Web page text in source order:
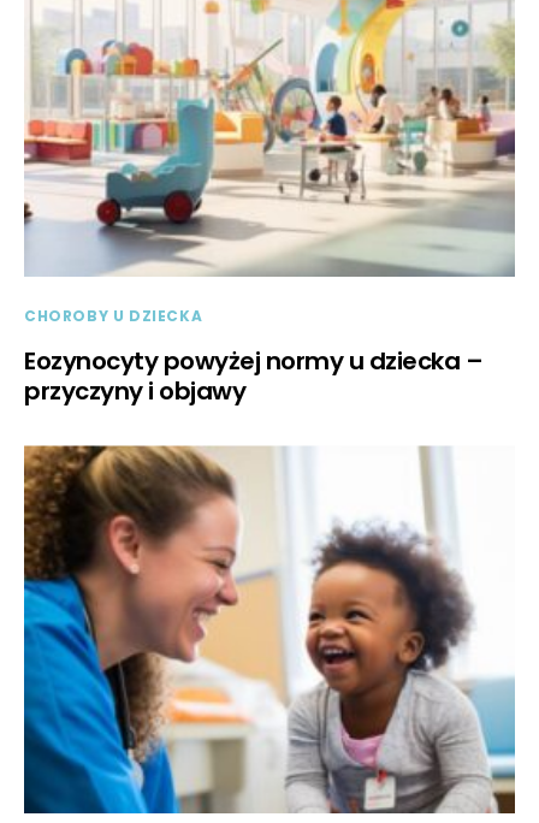
CHOROBY U DZIECKA
Eozynocyty powyżej normy u dziecka –
przyczyny i objawy